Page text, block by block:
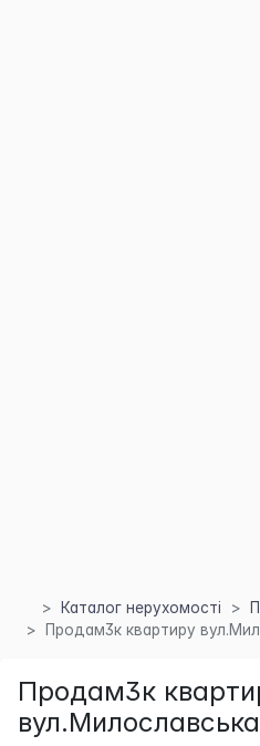
Каталог нерухомості
Продам3к квартиру
Продам3к